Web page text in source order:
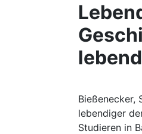
Bießenecker,
lebendiger
Studieren in